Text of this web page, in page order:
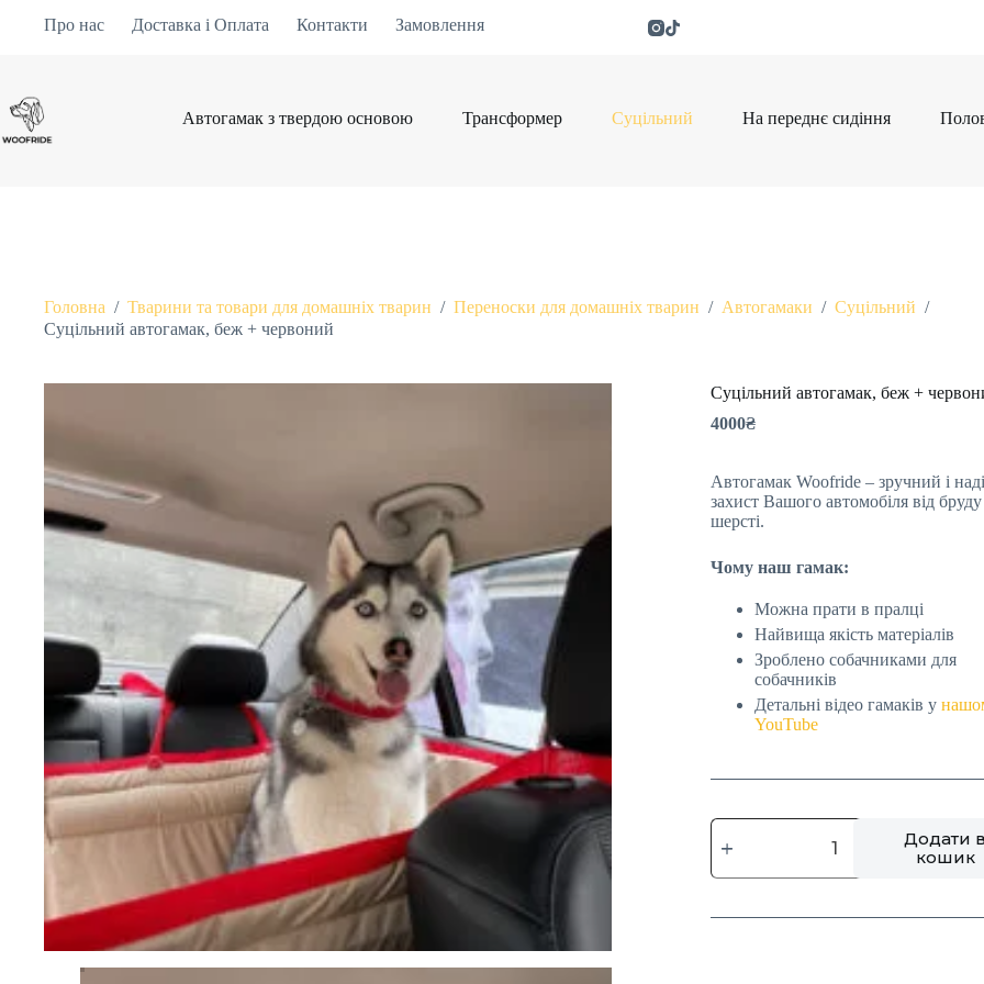
Про нас Доставка і Оплата Контакти Замовлення
Автогамак з твердою основою Трансформер Суцільний На переднє сидіння
Головна / Тварини та товари для домашніх тварин / Переноски для домашніх тварин / Автогамаки / Суцільний /
Суцільний автогамак, беж + червоний
Суцільний автогамак, беж +
4000₴
Автогамак Woofride – зручний і
захист Вашого автомобіля від бруду
шерсті.
Чому наш гамак:
Можна прати в пралці
Найвища якість матеріалів
Зроблено собачниками для
собачників
Детальні відео гамаків у
YouTube
Додати в
кошик